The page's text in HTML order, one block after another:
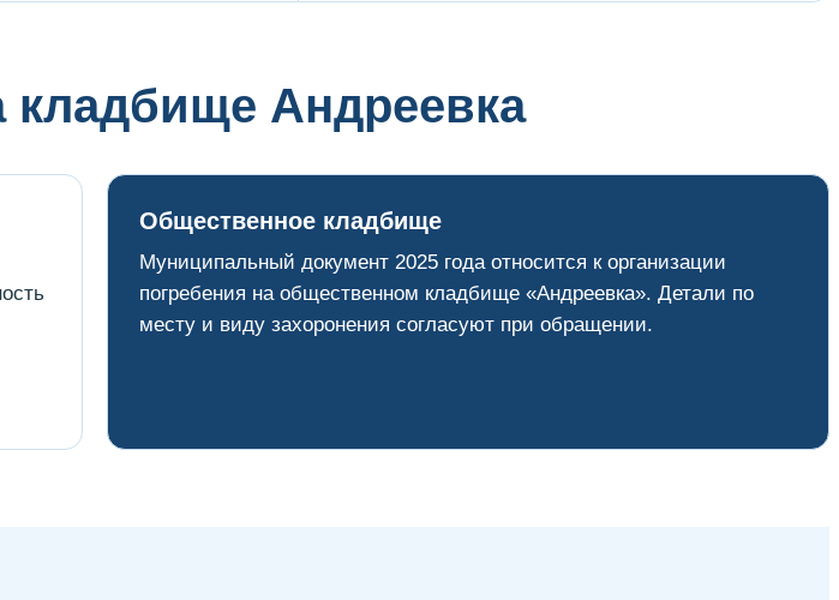
кладбище Андреевка
Общественное кладбище
Муниципальный документ 2025 года относится к организации
погребения на общественном кладбище «Андреевка». Детали по
месту и виду захоронения согласуют при обращении.